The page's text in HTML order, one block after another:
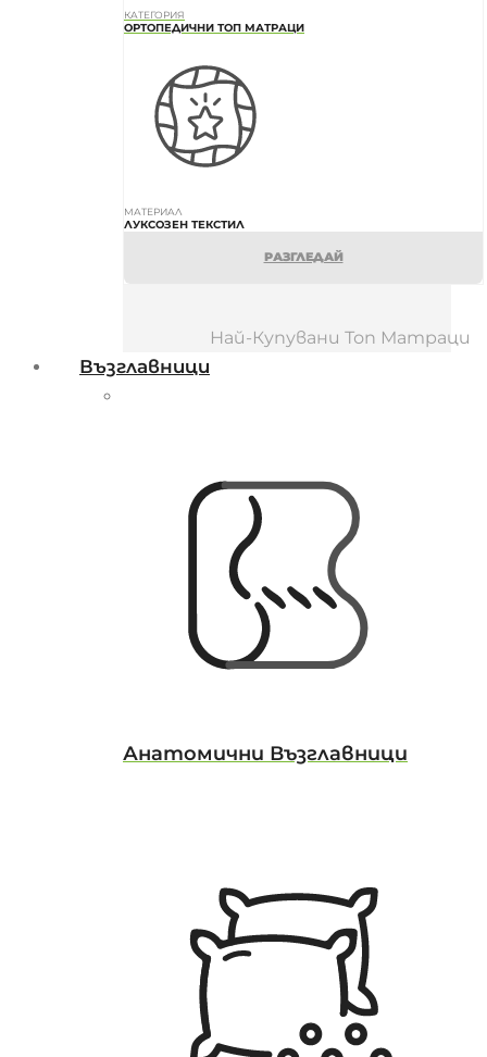
КАТЕГОРИЯ
ОРТОПЕДИЧНИ ТОП МАТРАЦИ
МАТЕРИАЛ
ЛУКСОЗЕН ТЕКСТИЛ
РАЗГЛЕДАЙ
Най-Купувани Топ Матраци
Възглавници
Анатомични Възглавници